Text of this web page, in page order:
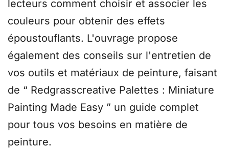
lecteurs comment choisir et associer les
couleurs pour obtenir des effets
époustouflants. L'ouvrage propose
également des conseils sur l'entretien de
vos outils et matériaux de peinture, faisant
de “ Redgrasscreative Palettes : Miniature
Painting Made Easy ” un guide complet
pour tous vos besoins en matière de
peinture.